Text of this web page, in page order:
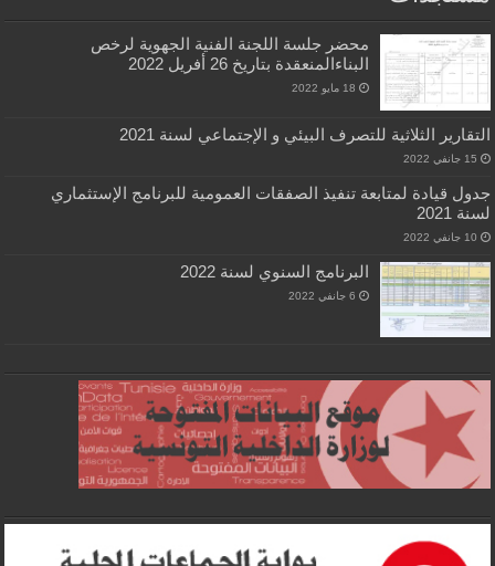
محضر جلسة اللجنة الفنية الجهوية لرخص
البناءالمنعقدة بتاريخ 26 أفريل 2022
18 مايو 2022
الثلاثية للتصرف البيئي و الإجتماعي لسنة 2021
قيادة لمتابعة تنفيذ الصفقات العمومية للبرنامج الإستثماري
البرنامج السنوي لسنة 2022
6 جانفي 2022